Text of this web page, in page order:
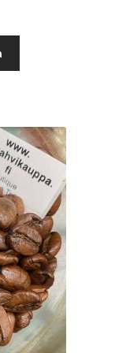
€
Voit
tehdä
valinnat
tuotteen
sivulla.